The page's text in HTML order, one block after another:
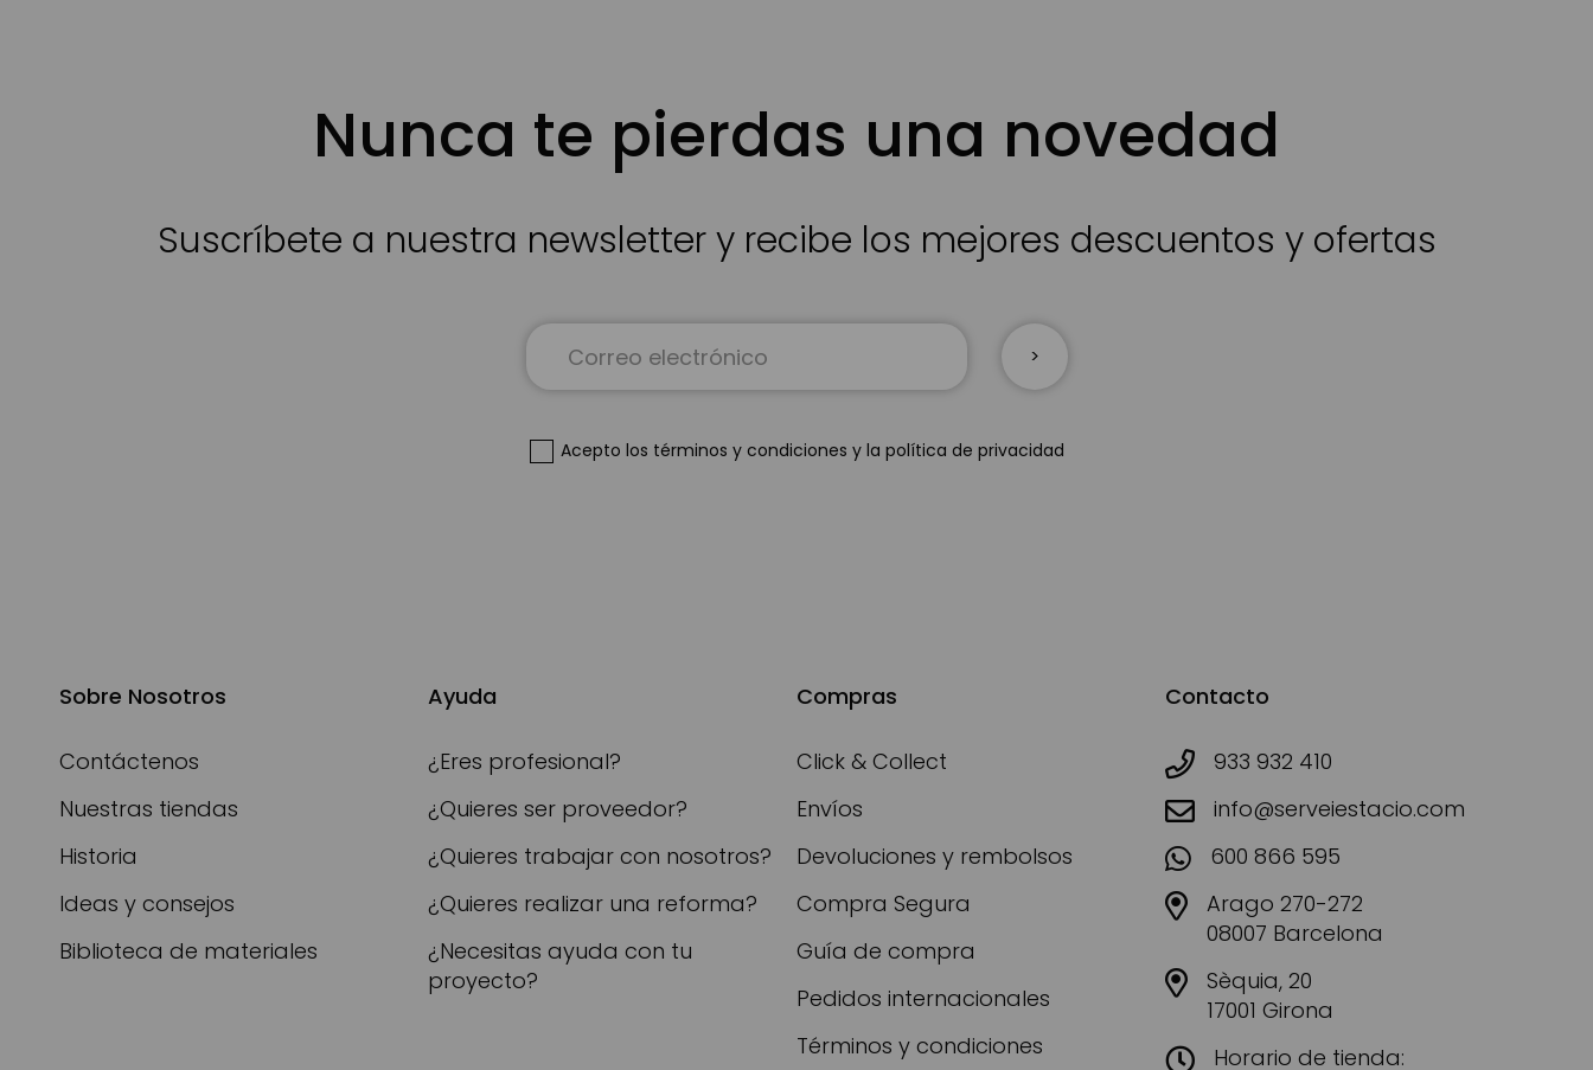
Nunca te pierdas una novedad
Suscríbete a nuestra newsletter y recibe los mejores descuentos y ofertas
a
noticias:
Acepto los términos y condiciones y la política de privacidad
Sobre Nosotros
Contáctenos
Nuestras tiendas
Historia
Ideas y consejos
Biblioteca de materiales
Ayuda
¿Eres profesional?
¿Quieres ser proveedor?
¿Quieres trabajar con nosotros?
¿Quieres realizar una reforma?
¿Necesitas ayuda con tu
proyecto?
Compras
Click & Collect
Envíos
Devoluciones y rembolsos
Compra Segura
Guía de compra
Pedidos internacionales
Términos y condiciones
Contacto
933 932 410
info@serveiestacio.com
600 866 595
Arago 270-272
08007 Barcelona
Sèquia, 20
17001 Girona
Horario de tienda: